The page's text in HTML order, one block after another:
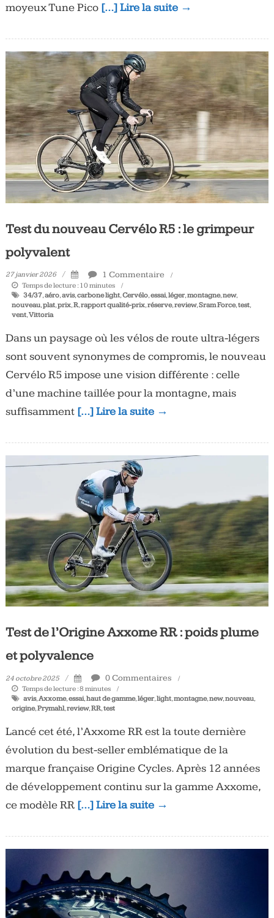
moyeux Tune Pico […] Lire la suite →
Test du nouveau Cervélo R5 : le grimpeur
polyvalent
27 janvier 2026 1 Commentaire
Temps de lecture : 10 minutes
34/37,aéro,avis,carbone light,Cervélo,essai,léger,montagne,new,
nouveau,plat,prix,R,rapport qualité-prix,réserve,review,Sram Force,test,
vent,Vittoria
Dans un paysage où les vélos de route ultra-légers
sont souvent synonymes de compromis, le nouveau
Cervélo R5 impose une vision différente : celle
d’une machine taillée pour la montagne, mais
suffisamment […] Lire la suite →
Test de l’Origine Axxome RR : poids plume
et polyvalence
24 octobre 2025 0 Commentaires
Temps de lecture :8 minutes
avis,Axxome,essai,haut de gamme,léger,light,montagne,new,nouveau,
origine,Prymahl,review,RR,test
Lancé cet été, l’Axxome RR est la toute dernière
évolution du best-seller emblématique de la
marque française Origine Cycles. Après 12 années
de développement continu sur la gamme Axxome,
ce modèle RR […] Lire la suite →